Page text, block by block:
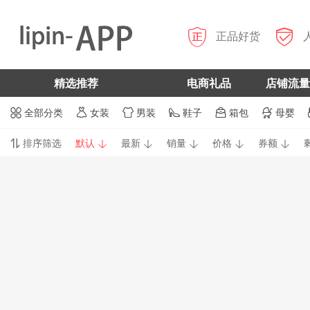
 正品好货 
精选推荐 电商礼品 店铺流量
 全部分类  女装  男装  鞋子  箱包  母婴
 排序筛选 默认  最新  销量  价格  券额 